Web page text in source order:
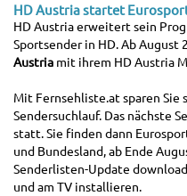
HD Austria startet
HD Austria erweitert sein
Sportsender in HD. Ab August
Austria mit ihrem HD Austria
Mit Fernsehliste.at sparen
Sendersuchlauf. Das nächste
statt. Sie finden dann
und Bundesland, ab Ende
Senderlisten-Update
und am TV installieren.